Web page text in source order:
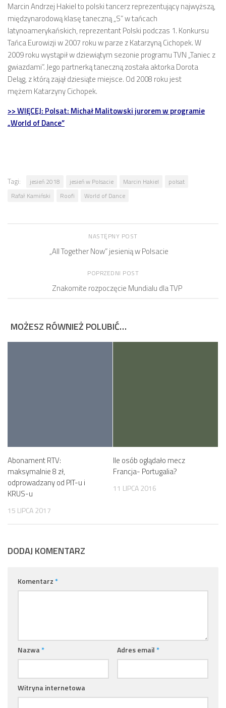
Marcin Andrzej Hakiel to polski tancerz reprezentujący najwyższą,
międzynarodową klasę taneczną „S” w tańcach
latynoamerykańskich, reprezentant Polski podczas 1. Konkursu
Tańca Eurowizji w 2007 roku w parze z Katarzyną Cichopek. W
2009 roku wystąpił w dziewiątym sezonie programu TVN „Taniec z
gwiazdami”. Jego partnerką taneczną została aktorka Dorota
Deląg, z którą zajął dziesiąte miejsce. Od 2008 roku jest
mężem Katarzyny Cichopek.
>> WIĘCEJ: Polsat: Michał Malitowski jurorem w programie
„World of Dance”
Tagi: jesień 2018 jesień w Polsacie Marcin Hakiel
polsat
Rafał Kamiński
Roofi World of Dance
NASTĘPNY POST
„All Together Now” jesienią w Polsacie
POPRZEDNI POST
Znakomite rozpoczęcie Mundialu dla TVP
MOŻESZ RÓWNIEŻ POLUBIĆ…
Abonament RTV:
maksymalnie 8 zł,
odprowadzany od PIT-u i
KRUS-u
15 LIPCA 2017
Ile osób oglądało mecz
Francja- Portugalia?
11 LIPCA 2016
DODAJ KOMENTARZ
Komentarz*
Nazwa* Adres email*
Witryna internetowa